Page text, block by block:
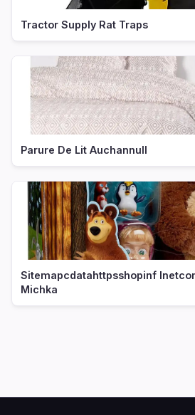
Tractor Supply Rat Traps
Parure De Lit Auchannull
Sitemapcdatahttpsshopinf
Michka